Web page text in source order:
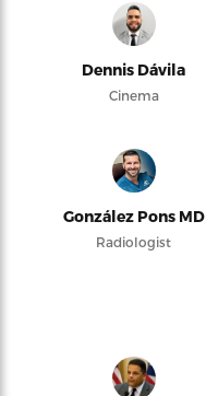
Dennis Dávila
Cinema
González Pons MD
Radiologist